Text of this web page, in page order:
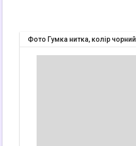
Фото Гумка нитка, колір чорний